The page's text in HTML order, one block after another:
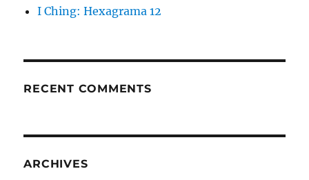
I Ching: Hexagrama 12
RECENT COMMENTS
ARCHIVES